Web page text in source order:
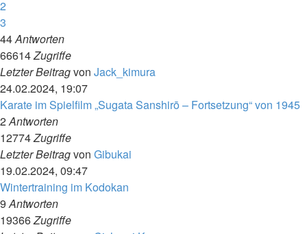
2
3
44Antworten
66614Zugriffe
Letzter Beitragvon Jack_kimura
24.02.2024, 19:07
Karate im Spielfilm „Sugata Sanshirō – Fortsetzung“ von 1945
2Antworten
12774Zugriffe
Letzter Beitragvon Gibukai
19.02.2024, 09:47
Wintertraining im Kodokan
9Antworten
19366Zugriffe